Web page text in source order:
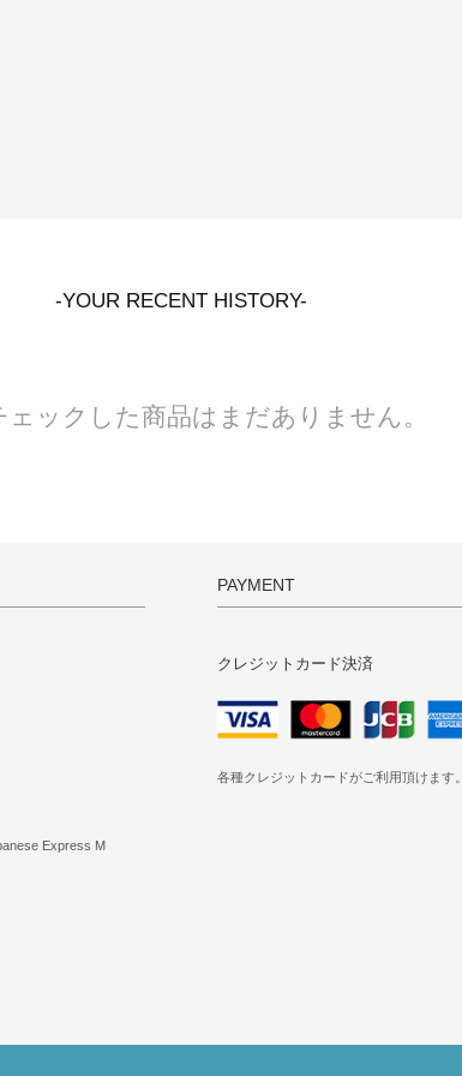
-YOUR RECENT HISTORY-
ェックした商品はまだありません。
Express M
PAYMENT
クレジットカード決済
各種クレジットカードがご利用頂けます。